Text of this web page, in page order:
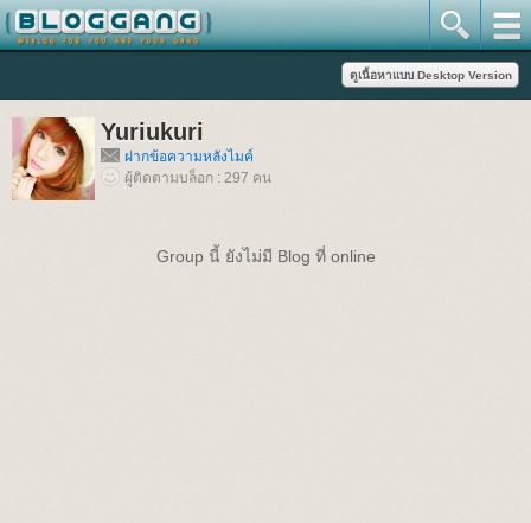
Yuriukuri
ฝากข้อความหลังไมค์
ผู้ติดตามบล็อก : 297 คน
Group นี้ ยังไม่มี Blog ที่ online